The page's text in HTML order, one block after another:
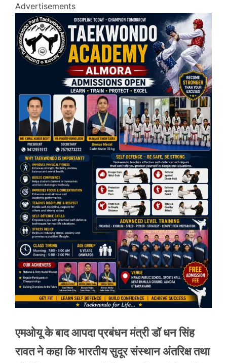
Advertisements
एमओयू के बाद आपदा प्रबंधन मंत्री डॉ धन सिंह
रावत ने कहा कि भारतीय सुदूर संस्थान अंतरिक्ष तथा